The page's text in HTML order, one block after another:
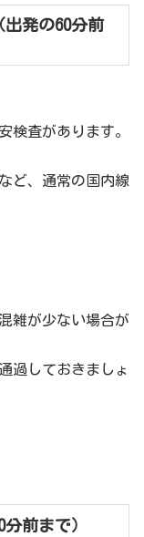
出発の60分前
検査があります。
ど、通常の国内線
雑が少ない場合が
過しておきましょ
前まで）